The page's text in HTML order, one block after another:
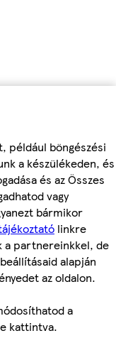
például böngészési
a készülékeden, és
és az Összes
vagy
bármikor
linkre
a partnereinkkel, de
alapján
az oldalon.
a
kattintva.